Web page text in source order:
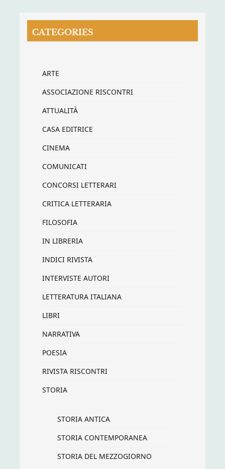
CATEGORIES
ARTE
ASSOCIAZIONE RISCONTRI
ATTUALITÀ
CASA EDITRICE
CINEMA
COMUNICATI
CONCORSI LETTERARI
CRITICA LETTERARIA
FILOSOFIA
IN LIBRERIA
INDICI RIVISTA
INTERVISTE AUTORI
LETTERATURA ITALIANA
LIBRI
NARRATIVA
POESIA
RIVISTA RISCONTRI
STORIA
STORIA ANTICA
STORIA CONTEMPORANEA
STORIA DEL MEZZOGIORNO